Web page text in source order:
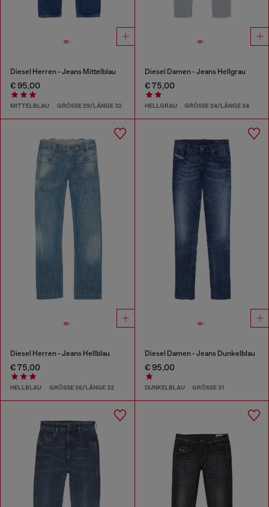
Diesel Herren - Jeans Mittelblau
€ 95,00
MITTELBLAU GRÖSSE 29/LÄNGE 32
Diesel Damen - Jeans Hellgrau
€ 75,00
HELLGRAU GRÖSSE 24/LÄNGE 34
Diesel Herren - Jeans Hellblau
€ 75,00
HELLBLAU GRÖSSE 26/LÄNGE 32
Diesel Damen - Jeans Dunkelblau
€ 95,00
DUNKELBLAU GRÖSSE 31